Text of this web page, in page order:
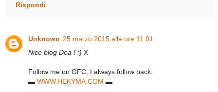
Rispondi
Unknown 25 marzo 2015 alle ore 11:01
Nice blog Dea ! :) X
Follow me on GFC, I always follow back.
▬ WWW.HEKYMA.COM ▬